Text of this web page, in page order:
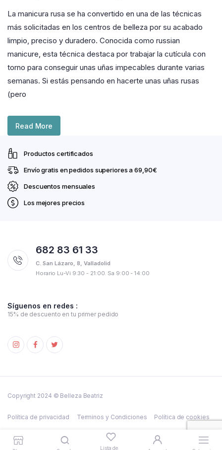
Lista de
La manicura rusa se ha convertido en una de las técnicas
más solicitadas en los centros de belleza por su acabado
limpio, preciso y duradero. Conocida como russian
manicure, esta técnica destaca por trabajar la cutícula con
torno para conseguir unas uñas impecables durante varias
semanas. Si estás pensando en hacerte unas uñas rusas
(pero
Read More
Productos certificados
Envío gratis en pedidos superiores a 69,90€
Descuentos mensuales
Los mejores precios
682 83 61 33
C. San Lázaro, 8, Valladolid
Horario Lu-Vi 9:30 - 21:00. Sa 9:00 - 14:00
Síguenos en redes :
15% de descuento en tu primer pedido
Copyright 2024 © Belleza Beatriz
Política de privacidad Terminos y Condiciones Política de cookies